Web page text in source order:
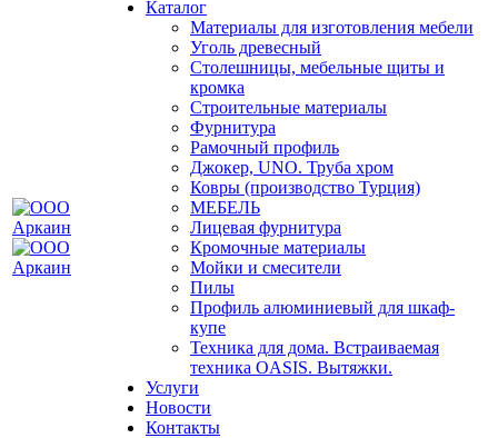
Каталог
Материалы для изготовления мебели
Уголь древесный
Столешницы, мебельные щиты и
кромка
Строительные материалы
Фурнитура
Рамочный профиль
Джокер, UNO. Труба хром
Ковры (производство Турция)
МЕБЕЛЬ
Лицевая фурнитура
Кромочные материалы
Мойки и смесители
Пилы
Профиль алюминиевый для шкаф-
купе
Техника для дома. Встраиваемая
техника OASIS. Вытяжки.
Услуги
Новости
Контакты